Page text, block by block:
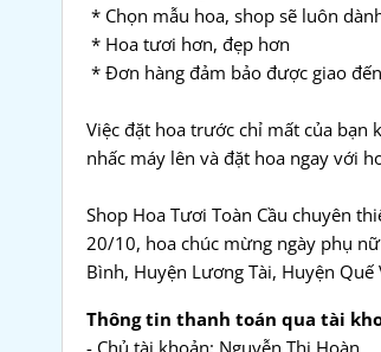
* Chọn mẫu hoa, shop sẽ luôn
* Hoa tươi hơn, đẹp hơn
* Đơn hàng đảm bảo được giao
Việc đặt hoa trước chỉ mất của
nhấc máy lên và đặt hoa ngay với
Shop Hoa Tươi Toàn Cầu chuyên
20/10, hoa chúc mừng ngày phụ
Bình, Huyện Lương Tài, Huyện
Thông tin thanh toán qua tài
- Chủ tài khoản: Nguyễn Thị Hoàn